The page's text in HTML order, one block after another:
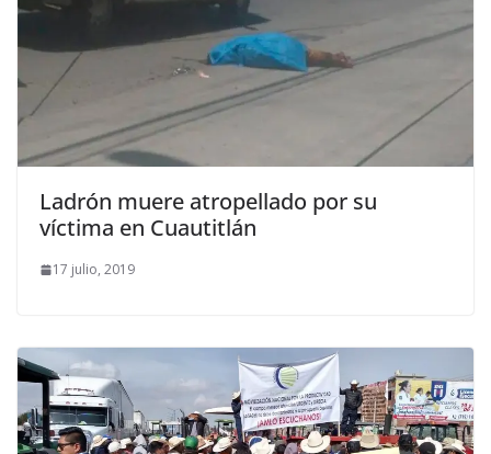
Ladrón muere atropellado por su
víctima en Cuautitlán
17 julio, 2019